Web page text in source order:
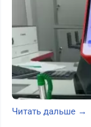
Читать дальше →